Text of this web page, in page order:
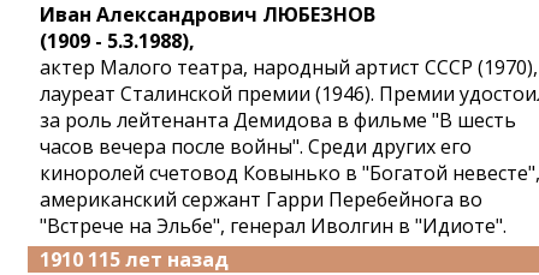
Иван Александрович ЛЮБЕЗНОВ
(1909 - 5.3.1988),
актер Малого театра, народный артист СССР (1970),
лауреат Сталинской премии (1946). Премии
за роль лейтенанта Демидова в фильме "В шесть
часов вечера после войны". Среди других его
киноролей счетовод Ковынько в "Богатой невесте",
американский сержант Гарри Перебейнога во
"Встрече на Эльбе", генерал Иволгин в "Идиоте".
1910 115 лет назад